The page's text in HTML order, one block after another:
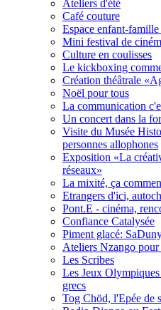
Ateliers d'été
Café couture
Espace enfant-
Mini festival de
Culture en coulisses
Le kickboxing
Création théâtrale
Noël pour tous
La communication
Un concert dans la
Visite du Musée
personnes allophones
Exposition «La
réseaux»
La mixité, ça
Etrangers d'ici,
Pont.E - cinéma,
Confiance Catalysée
Piment glacé:
Ateliers Nzango
Les Scribes
Les Jeux
grecs
Tog Chöd, l'Epée de